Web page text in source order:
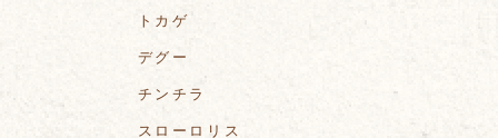
トカゲ
デグー
チンチラ
スローロリス